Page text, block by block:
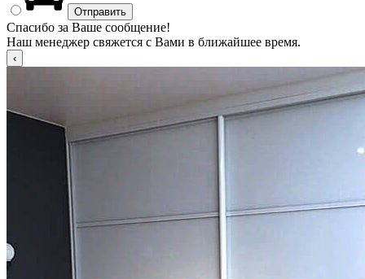
Спасибо за Ваше сообщение!
Наш менеджер свяжется с Вами в ближайшее время.